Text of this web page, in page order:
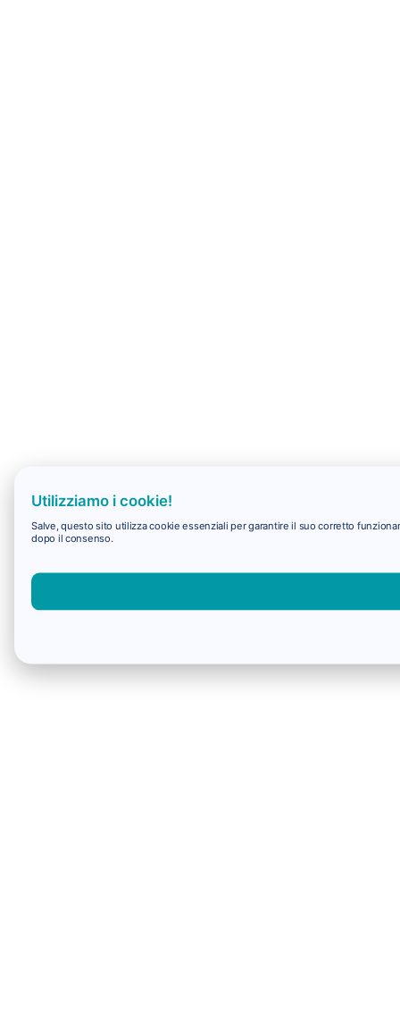
Utilizziamo i cookie!
Salve, questo sito utilizza cookie essenziali per garantire il suo corretto
dopo il consenso.